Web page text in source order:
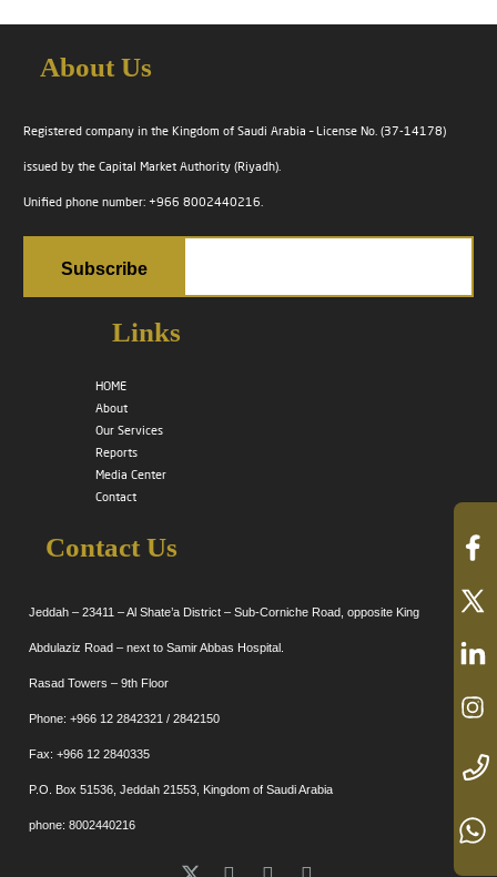
About Us
Registered company in the Kingdom of Saudi Arabia – License No. (37-14178)
issued by the Capital Market Authority (Riyadh).
Unified phone number: +966 8002440216.
Links
HOME
About
Our Services
Reports
Media Center
Contact
Contact Us
Jeddah – 23411 – Al Shate’a District – Sub-Corniche Road, opposite King
Abdulaziz Road – next to Samir Abbas Hospital.
Rasad Towers – 9th Floor
Phone: +966 12 2842321 / 2842150
Fax: +966 12 2840335
P.O. Box 51536, Jeddah 21553, Kingdom of Saudi Arabia
phone: 8002440216